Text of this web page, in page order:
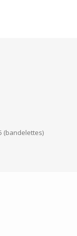
(bandelettes)